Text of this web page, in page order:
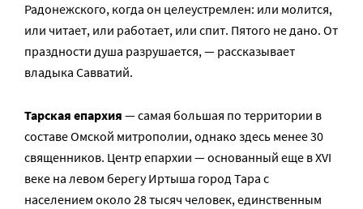
Радонежского, когда он целеустремлен: или молится,
или читает, или работает, или спит. Пятого не дано. От
праздности душа разрушается, — рассказывает
владыка Савватий.
Тарская епархия — самая большая по территории в
составе Омской митрополии, однако здесь менее 30
священников. Центр епархии — основанный еще в XVI
веке на левом берегу Иртыша город Тара с
населением около 28 тысяч человек, единственным